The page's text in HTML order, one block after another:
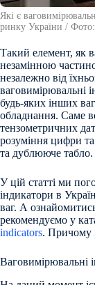
Які є
ринку України /
Такий елемент, як
незамінною
незалежно від
ваговимірювальні
будь-яких інших
обладнання. Саме
тензометричних
розуміння цифри
та дублююче табло.
У цій статті ми
індикатори в
ваг. А
рекомендуємо у
indicators. Причому
Ваговимірювальні